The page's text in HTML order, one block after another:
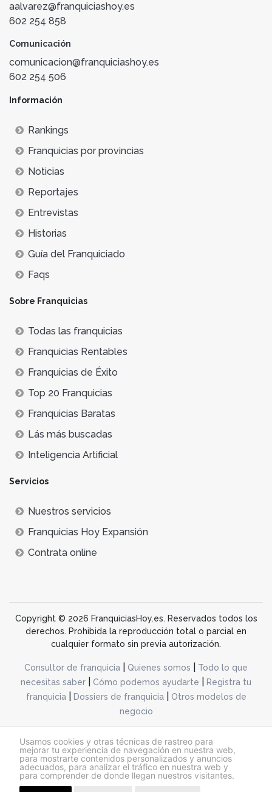
Usamos cookies y otras técnicas de rastreo para
mejorar tu experiencia de navegación en nuestra web,
para mostrarte contenidos personalizados y anuncios
adecuados, para analizar el tráfico en nuestra web y
para comprender de donde llegan nuestros visitantes.
aalvarez@franquiciashoy.es
602 254 858
Comunicación
comunicacion@franquiciashoy.es
602 254 506
Información
Rankings
Franquicias por provincias
Noticias
Reportajes
Entrevistas
Historias
Guía del Franquiciado
Faqs
Sobre Franquicias
Todas las franquicias
Franquicias Rentables
Franquicias de Éxito
Top 20 Franquicias
Franquicias Baratas
Lás más buscadas
Inteligencia Artificial
Servicios
Nuestros servicios
Franquicias Hoy Expansión
Contrata online
Copyright © 2026 FranquiciasHoy.es. Reservados todos los
derechos. Prohibida la reproducción total o parcial en
cualquier formato sin previa autorización.
Consultor de franquicia Quienes somos
Todo lo que
necesitas saber
Cómo podemos ayudarte
Registra tu
franquicia| Dossiers de franquicia|
Otros modelos de
negocio
@franquiciashoy.es |Aviso legal| Política de cookies|Política de privacidad